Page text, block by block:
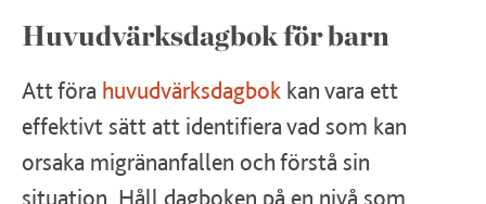
Huvudvärksdagbok för barn
Att föra huvudvärksdagbok kan vara ett
effektivt sätt att identifiera vad som kan
orsaka migränanfallen och förstå sin
situation. Håll dagboken på en nivå som